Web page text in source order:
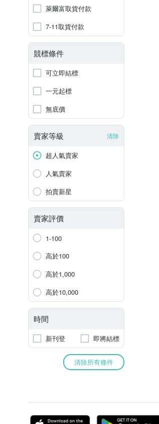
萊爾富取貨付款
7-11取貨付款
競標條件
可立即結標
一元起標
無底價
賣家等級 清除
超人氣賣家
人氣賣家
拍賣新星
賣家評價
1-100
高於100
高於1,000
高於10,000
時間
新刊登 即將結標
清除所有條件